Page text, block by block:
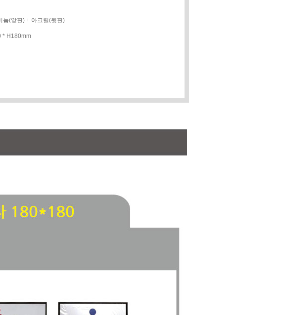
늄(앞판) + 아크릴(뒷판)
* H180mm